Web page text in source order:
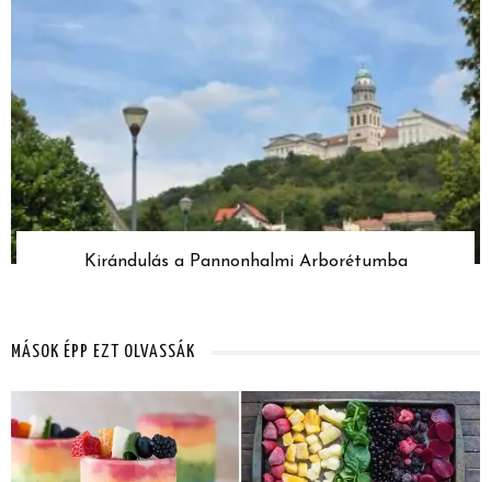
Kirándulás a Pannonhalmi Arborétumba
MÁSOK ÉPP EZT OLVASSÁK